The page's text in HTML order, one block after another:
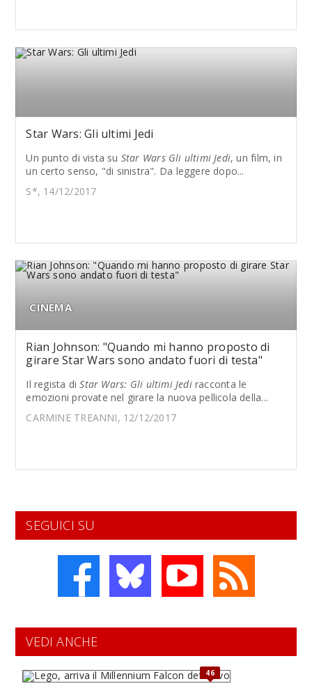
Star Wars: Gli ultimi Jedi
Un punto di vista su Star Wars Gli ultimi Jedi, un film, in
un certo senso, "di sinistra". Da leggere dopo...
S*, 14/12/2017
CINEMA
Rian Johnson: "Quando mi hanno proposto di
girare Star Wars sono andato fuori di testa"
Il regista diStar Wars: Gli ultimi Jediracconta le
emozioni provate nel girare la nuova pellicola della...
CARMINE TREANNI, 12/12/2017
SEGUICI SU
VEDI ANCHE
46